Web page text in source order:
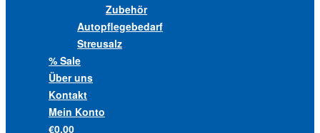
Zubehör
Autopflegebedarf
Streusalz
% Sale
Über uns
Kontakt
Mein Konto
€0,00